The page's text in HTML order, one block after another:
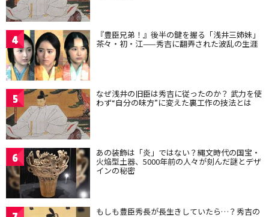
4 『豊臣兄弟！』後半の鍵を握る「浅井三姉妹」
茶々・初・江——秀吉に翻弄された波乱の生涯
5 なぜ浅井の旧臣は秀吉に従ったのか？ 武力を使
わず“自分の味方”に変えた裏工作の技法とは
6 あの装飾は「炎」ではない？縄文時代の国宝・
火焔型土器、5000年前の人々が刻んだ謎とデザ
インの秘密
もしも豊臣秀長が長生きしていたら…？秀吉の